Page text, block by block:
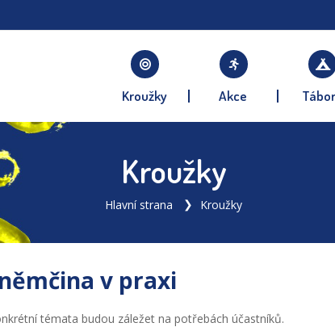
Kroužky Akce
Kroužky
Hlavní strana Kroužky
v praxi
témata budou záležet na potřebách účastníků.